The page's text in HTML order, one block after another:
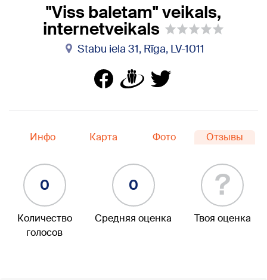
"Viss baletam" veikals,
internetveikals
Stabu iela 31, Rīga, LV-1011
Инфо Карта Фото Отзывы
0
Количество
голосов
0
Средняя оценка
?
Твоя оценка